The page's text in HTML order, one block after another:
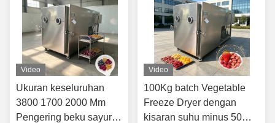
Video
Ukuran keseluruhan
3800 1700 2000 Mm
Pengering beku sayuran
Video
100Kg batch Vegetable
Freeze Dryer dengan
kisaran suhu minus 50